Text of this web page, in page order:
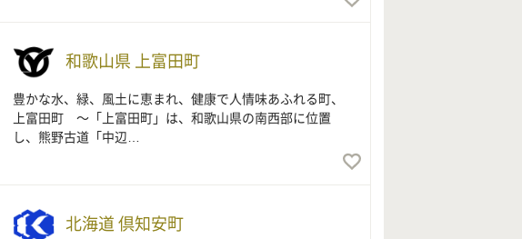
和歌山県 上富田町
豊かな水、緑、風土に恵まれ、健康で人情味あふれる町、
上富田町 ～「上富田町」は、和歌山県の南西部に位置
し、熊野古道「中辺…
北海道 倶知安町